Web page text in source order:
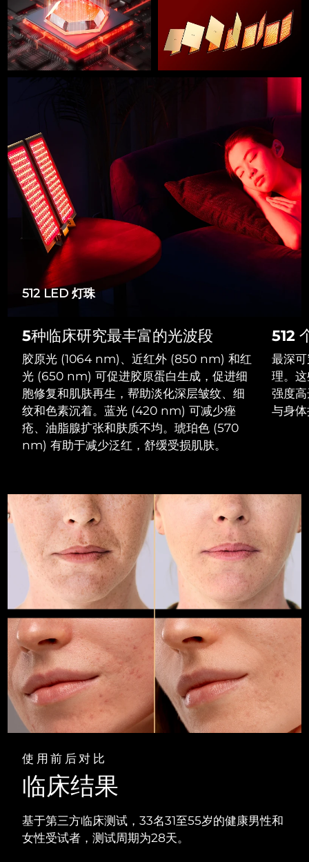
512 LED 灯珠
5种临床研究最丰富的光波段
胶原光 (1064 nm)、近红外 (850 nm) 和红
光 (650 nm) 可促进胶原蛋白生成，促进细
胞修复和肌肤再生，帮助淡化深层皱纹、细
纹和色素沉着。蓝光 (420 nm) 可减少痤
疮、油脂腺扩张和肤质不均。琥珀色 (570
nm) 有助于减少泛红，舒缓受损肌肤。
512
最深
理。
强度
与身
使用前后对比
临床结果
基于第三方临床测试，33名31至55岁的健康男性和
女性受试者，测试周期为28天。
All toning treatments
IPL hair removal
PEACH™ 2 go
Travel-friendly IPL hair removal
PEACH™ Cooling Prep Gel
Cooling IPL hair removal gel
Massaging body brush
SUPERCHARGED™ serum
Recurring acne LED therapy
ESPADA™ 2
ESPADA™ Blemish Solution
Concentrated acne gel
ESPADA™ 设备
All acne treatment devices
Microcurrent line smoothing device
IRIS™ 2
Advanced eye care treatment
眼部护理设备
All revitalizing eye massagers
毛孔护理
KIWI™
Blackhead remover
KIWI™ 皮肤护理
Advanced pore care essentials
护发
FLIP™ play advanced
LED light hairbrush
LUNA™ Dual-Peptide Scalp
Serum
For healthy hair
牙齿美白
issa™ Teeth Whitening Set
Dual LED + sonic device & 18% PAP gel
issa™ Teeth Whitening Gel
18% PAP
更多的
护肤品
FOREO APP
关于我们
希腊 预计送达日期 8/9/26
中国香港特别行政区 预计送达日期 8/10/26
匈牙利 8/9/26
8/10/26
印度尼西亚 预计送达日期8/7/26
爱尔兰 预计送达日期8/9/26
马恩岛 预计送达日期8/11/26
以色列 8/13/26
意大利
泽西岛 预计送达日期 8/14/26
哈萨克斯坦 预计送达日期 8/11/26
科威特 预计送达日期 8/9/26
拉脱维亚 预计送达日期
立陶宛 预计送达日期 8/9/26
卢森堡 预计送达日期8/9/26
中国澳门特别行政区 预计送达日期 8/11/26
马来西亚 预计送达日期8/12/26
马耳他 预计送达日期8/9/26
墨西哥 预计送达日期 8/13/26
摩纳哥 预计送达日期 8/10/26
荷兰 预计送达日期8/9/26
新西兰
挪威
阿曼 预计送达日期 8/12/26